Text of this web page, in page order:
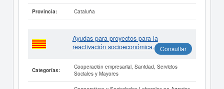
Provincia: Cataluña
Ayudas para proyectos para la
reactivación socioeconómica.
Consultar
Categorías:
Cooperación empresarial, Sanidad, Servicios
Sociales y Mayores